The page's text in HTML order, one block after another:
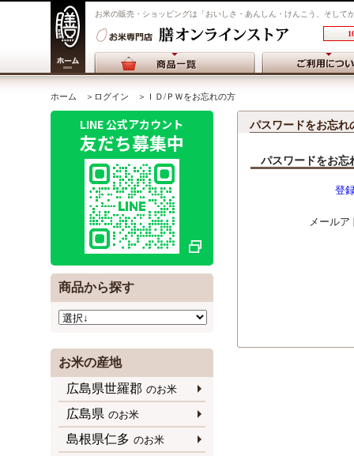
お米の販売・ショッピングは「おいしさ・あんしん・けんこう、そして
ホーム ＞ログイン ＞ＩＤ/ＰＷをお忘れの方
パスワードをお忘れ
パスワードをお忘
登
メールア
LINE 公式アカウント
友だち募集中
商品から探す
お米の産地
広島県世羅郡 のお米
広島県 のお米
島根県仁多 のお米